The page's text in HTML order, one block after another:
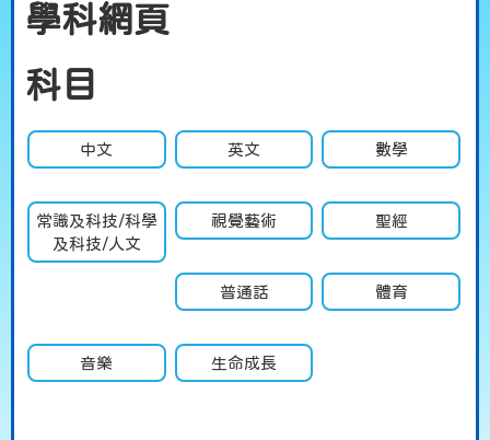
學科網頁
科目
中文 英文 數學
常識及科技/科學
及科技/人文
視覺藝術 聖經
普通話 體育
音樂 生命成長